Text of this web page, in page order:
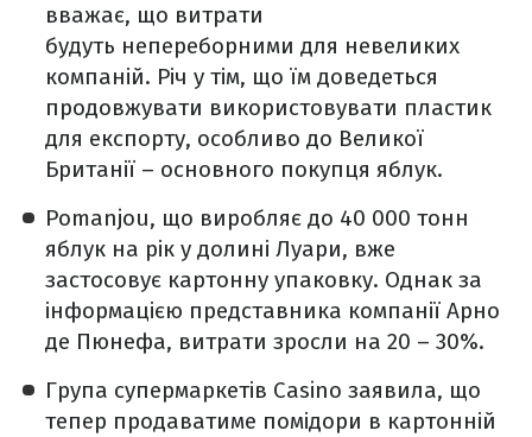
вважає, що витрати
будуть непереборними для невеликих
компаній. Річ у тім, що їм доведеться
продовжувати використовувати пластик
для експорту, особливо до Великої
Британії – основного покупця яблук.
Pomanjou, що виробляє до 40 000 тонн
яблук на рік у долині Луари, вже
застосовує картонну упаковку. Однак за
інформацією представника компанії Арно
де Пюнефа, витрати зросли на 20 – 30%.
Група супермаркетів Casino заявила, що
тепер продаватиме помідори в картонній